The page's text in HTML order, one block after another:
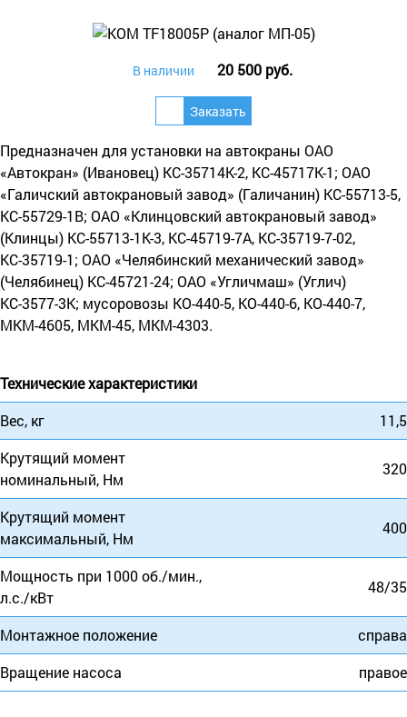
В наличии 20 500 руб.
Предназначен для установки на автокраны ОАО
«Автокран» (Ивановец) КС-35714К-2, КС-45717К-1; ОАО
«Галичский автокрановый завод» (Галичанин) КС-55713-5,
КС-55729-1В; ОАО «Клинцовский автокрановый завод»
(Клинцы) КС-55713-1К-3, КС-45719-7А, КС-35719-7-02,
КС-35719-1; ОАО «Челябинский механический завод»
(Челябинец) КС-45721-24; ОАО «Угличмаш» (Углич)
КС-3577-3К; мусоровозы КО-440-5, КО-440-6, КО-440-7,
МКМ-4605, МКМ-45, МКМ-4303.
Технические характеристики
Вес, кг
11,5
Крутящий момент
номинальный, Нм
320
Крутящий момент
максимальный, Нм
400
Мощность при 1000 об./мин.,
л.с./кВт
48/35
Монтажное положение
справа
Вращение насоса
правое